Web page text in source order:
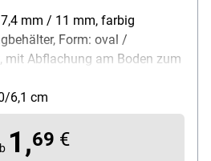
mm / 11 mm, farbig
Form: oval /
mit Abflachung am Boden zum
blau / rosa / grün (nicht
erfolgt nach Zufallsprinzip),
6,1 cm
1,69 €